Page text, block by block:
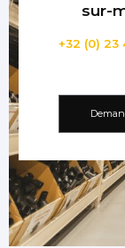
sur-
+32 (0) 23